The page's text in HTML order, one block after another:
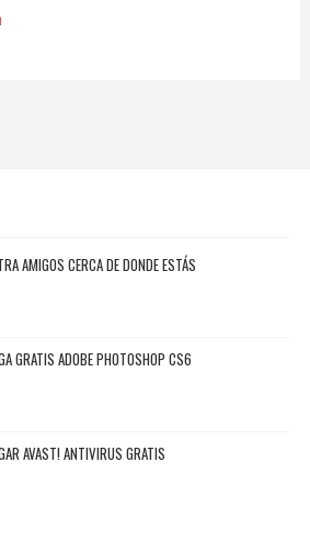
AMIGOS CERCA DE DONDE ESTÁS
GRATIS ADOBE PHOTOSHOP CS6
AVAST! ANTIVIRUS GRATIS